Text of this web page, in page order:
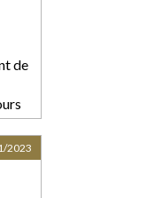
de
2023